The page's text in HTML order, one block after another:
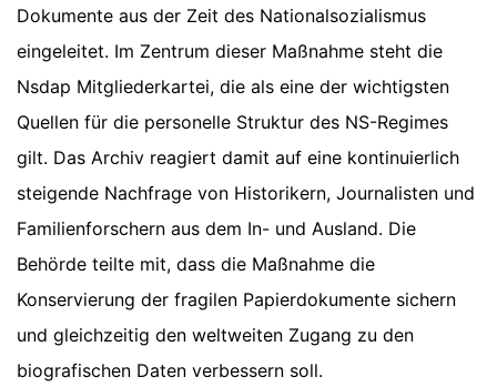
Dokumente aus der Zeit des Nationalsozialismus
eingeleitet. Im Zentrum dieser Maßnahme steht die
Nsdap Mitgliederkartei, die als eine der wichtigsten
Quellen für die personelle Struktur des NS-Regimes
gilt. Das Archiv reagiert damit auf eine kontinuierlich
steigende Nachfrage von Historikern, Journalisten und
Familienforschern aus dem In- und Ausland. Die
Behörde teilte mit, dass die Maßnahme die
Konservierung der fragilen Papierdokumente sichern
und gleichzeitig den weltweiten Zugang zu den
biografischen Daten verbessern soll.